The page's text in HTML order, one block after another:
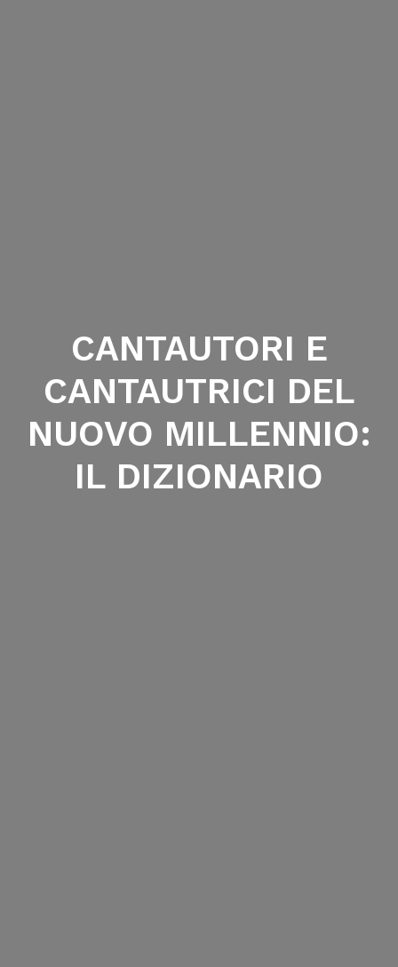
CANTAUTORI E
CANTAUTRICI DEL
NUOVO MILLENNIO:
IL DIZIONARIO